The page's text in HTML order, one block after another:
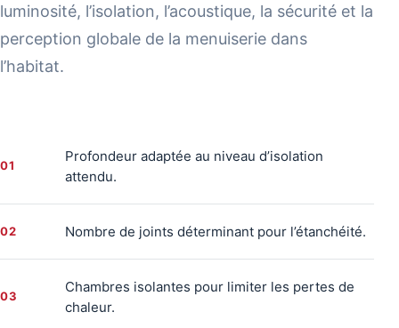
luminosité, l’isolation, l’acoustique, la sécurité et la
perception globale de la menuiserie dans
l’habitat.
01
Profondeur adaptée au niveau d’isolation
attendu.
02 Nombre de joints déterminant pour l’étanchéité.
03
Chambres isolantes pour limiter les pertes de
chaleur.